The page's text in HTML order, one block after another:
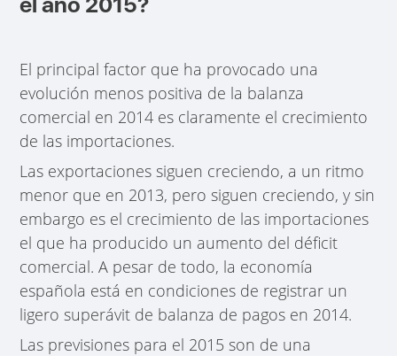
El principal factor que ha provocado una
evolución menos positiva de la balanza
comercial en 2014 es claramente el crecimiento
de las importaciones.
Las exportaciones siguen creciendo, a un ritmo
menor que en 2013, pero siguen creciendo, y sin
embargo es el crecimiento de las importaciones
el que ha producido un aumento del déficit
comercial. A pesar de todo, la economía
española está en condiciones de registrar un
ligero superávit de balanza de pagos en 2014.
Las previsiones para el 2015 son de una